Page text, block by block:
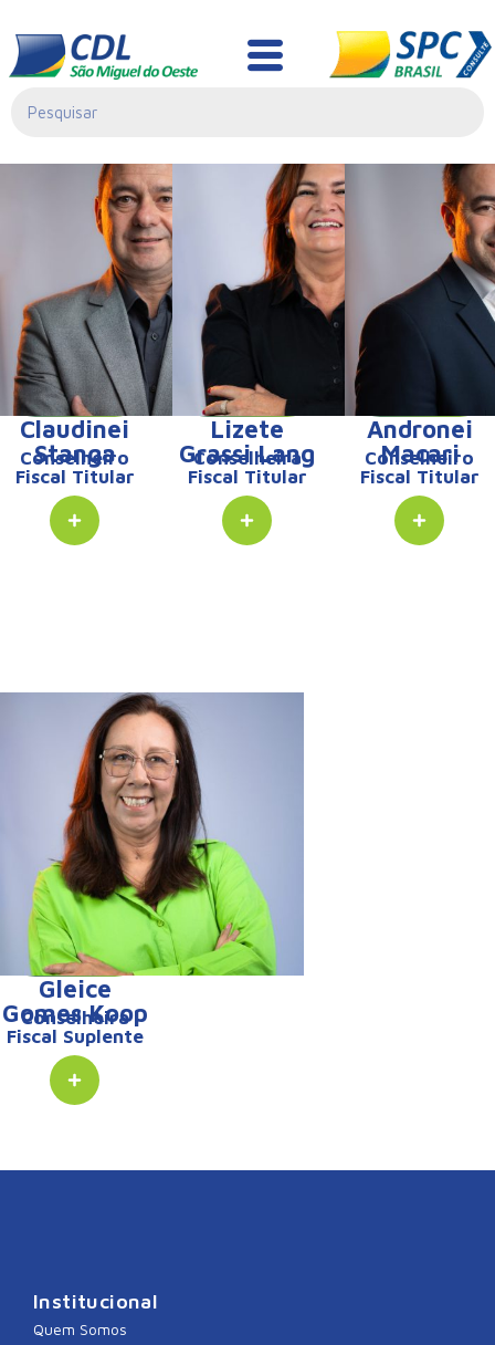
Claudinei
Stanga
Conselheiro
Fiscal Titular
Lizete
Grassi Lang
Conselheira
Fiscal Titular
Andronei
Macari
Conselheiro
Fiscal Titular
Gleice
Gomes Koop
Conselheira
Fiscal Suplente
Institucional
Quem Somos